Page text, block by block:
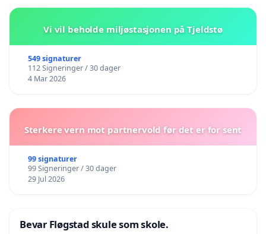
Vi vil beholde miljøstasjonen på Tjeldstø
549 signaturer
112 Signeringer / 30 dager
4 Mar 2026
Sterkere vern mot partnervold før det er for sent
99 signaturer
99 Signeringer / 30 dager
29 Jul 2026
Bevar Fløgstad skule som skole.